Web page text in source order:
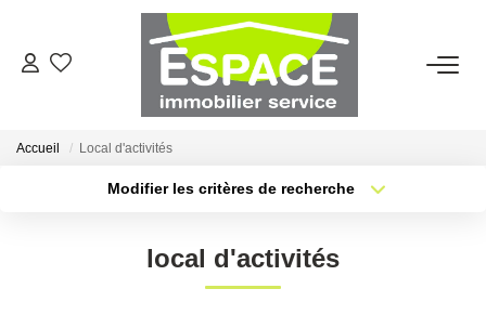
VENTES
Accueil Local d'activités
Modifier les critères de recherche
local d'activités